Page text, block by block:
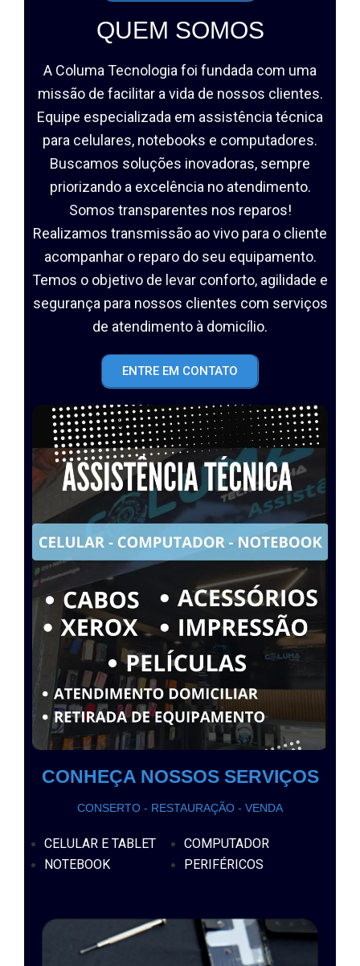
QUEM SOMOS
A Columa Tecnologia foi fundada com uma
missão de facilitar a vida de nossos clientes.
Equipe especializada em assistência técnica
para celulares, notebooks e computadores.
Buscamos soluções inovadoras, sempre
priorizando a excelência no atendimento.
Somos transparentes nos reparos!
Realizamos transmissão ao vivo para o cliente
acompanhar o reparo do seu equipamento.
Temos o objetivo de levar conforto, agilidade e
segurança para nossos clientes com serviços
de atendimento à domicílio.
ENTRE EM CONTATO
CONHEÇA NOSSOS SERVIÇOS
CONSERTO - RESTAURAÇÃO - VENDA
CELULAR E TABLET
NOTEBOOK
COMPUTADOR
PERIFÉRICOS